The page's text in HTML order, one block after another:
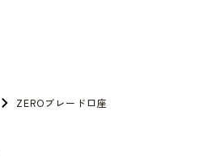
ZEROブレード口座